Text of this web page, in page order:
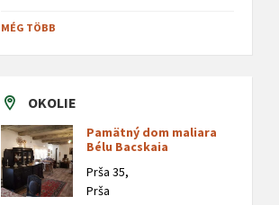
MÉG TÖBB
OKOLIE
Pamätný dom maliara
Bélu Bacskaia
Prša 35,
Prša